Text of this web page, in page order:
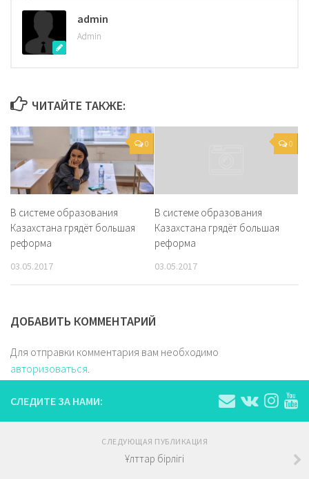
admin
Admin
ЧИТАЙТЕ ТАКЖЕ:
0
В системе образования
Казахстана грядёт большая
реформа
03.05.2017
0
В системе образования
Казахстана грядёт большая
реформа
03.05.2017
ДОБАВИТЬ КОММЕНТАРИЙ
Для отправки комментария вам необходимо
авторизоваться
СЛЕДИТЕ ЗА НАМИ:
СЛЕДУЮЩАЯ ПУБЛИКАЦИЯ
Ұлттар бірлігі